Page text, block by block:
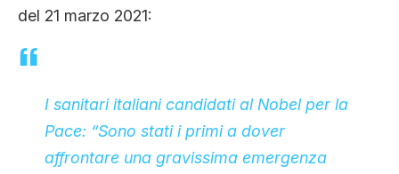
CHI SIAMO
del 21 marzo 2021:
I sanitari italiani candidati al Nobel per la
Pace: “Sono stati i primi a dover
affrontare una gravissima emergenza